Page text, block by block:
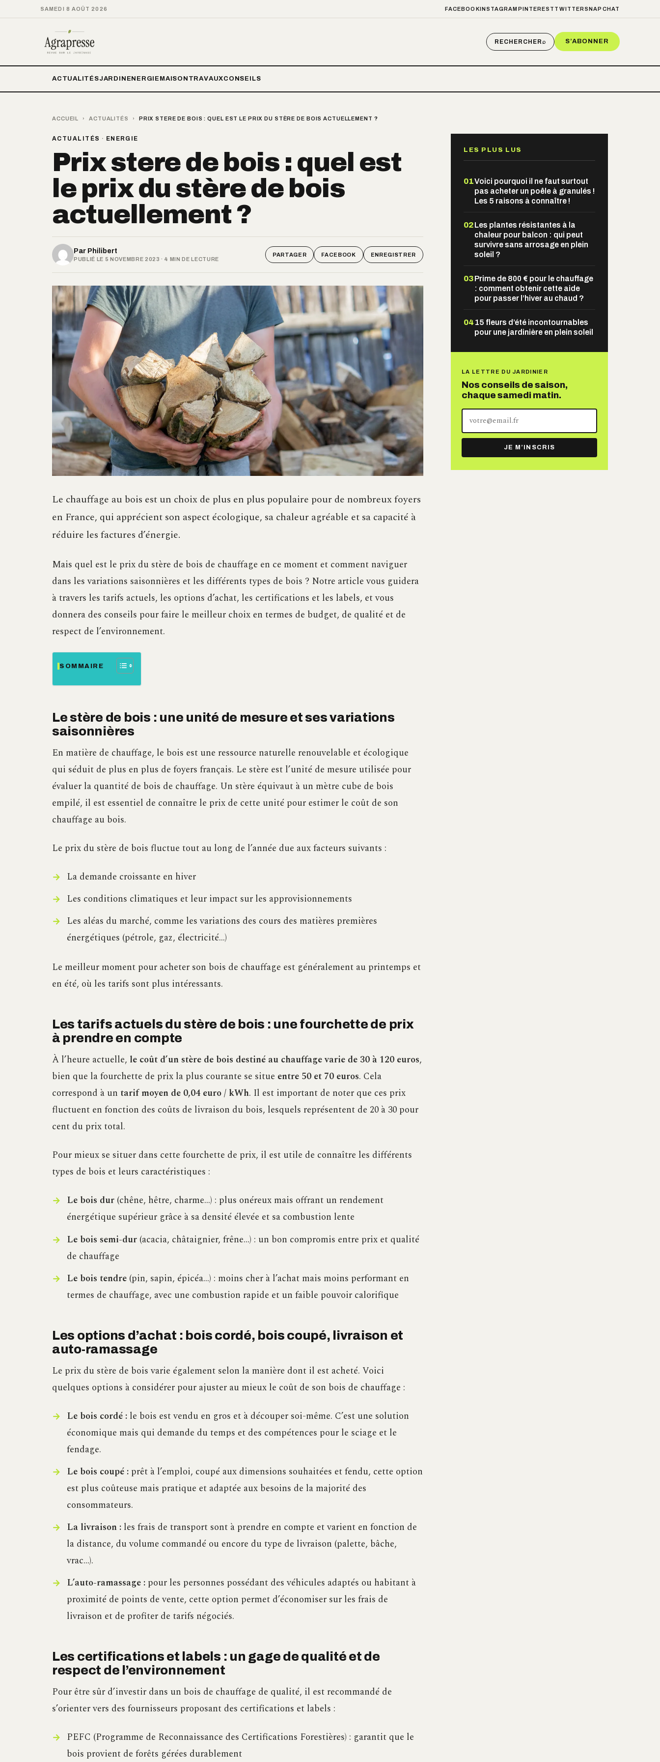
SAMEDI 8 AOÛT 2026 FACEBOOKINSTAGRAM PINTEREST TWITTER SNAPCHAT
RECHERCHER⌕ S’ABONNER
ACTUALITÉSJARDIN ENERGIE MAISON TRAVAUXCONSEILS
ACCUEIL › ACTUALITÉS › PRIX STERE DE BOIS : QUEL EST LE PRIX DU STÈRE DE BOIS ACTUELLEMENT ?
ACTUALITÉS · ENERGIE
Prix stere de bois : quel est
le prix du stère de bois
actuellement ?
Par Philibert
PUBLIÉ LE 5 NOVEMBRE 2023 · 4 MIN DE LECTURE
PARTAGER FACEBOOK ENREGISTRER
Le chauffage au bois est un choix de plus en plus populaire pour de nombreux foyers
en France, qui apprécient son aspect écologique, sa chaleur agréable et sa capacité à
réduire les factures d’énergie.
Mais quel est le prix du stère de bois de chauffage en ce moment et comment naviguer
dans les variations saisonnières et les différents types de bois ? Notre article vous guidera
à travers les tarifs actuels, les options d’achat, les certifications et les labels, et vous
donnera des conseils pour faire le meilleur choix en termes de budget, de qualité et de
respect de l’environnement.
SOMMAIRE
Le stère de bois : une unité de mesure et ses variations
saisonnières
En matière de chauffage, le bois est une ressource naturelle renouvelable et écologique
qui séduit de plus en plus de foyers français. Le stère est l’unité de mesure utilisée pour
évaluer la quantité de bois de chauffage. Un stère équivaut à un mètre cube de bois
empilé, il est essentiel de connaître le prix de cette unité pour estimer le coût de son
chauffage au bois.
Le prix du stère de bois fluctue tout au long de l’année due aux facteurs suivants :
La demande croissante en hiver
Les conditions climatiques et leur impact sur les approvisionnements
Les aléas du marché, comme les variations des cours des matières premières
énergétiques (pétrole, gaz, électricité…)
Le meilleur moment pour acheter son bois de chauffage est généralement au printemps et
en été, où les tarifs sont plus intéressants.
Les tarifs actuels du stère de bois : une fourchette de prix
à prendre en compte
À l’heure actuelle, le coût d’un stère de bois destiné au chauffage varie de 30 à 120 euros,
bien que la fourchette de prix la plus courante se situe entre 50 et 70 euros. Cela
correspond à un tarif moyen de 0,04 euro / kWh. Il est important de noter que ces prix
fluctuent en fonction des coûts de livraison du bois, lesquels représentent de 20 à 30 pour
cent du prix total.
Pour mieux se situer dans cette fourchette de prix, il est utile de connaître les différents
types de bois et leurs caractéristiques :
Le bois dur(chêne, hêtre, charme…) : plus onéreux mais offrant un rendement
énergétique supérieur grâce à sa densité élevée et sa combustion lente
Le bois semi-dur(acacia, châtaignier, frêne…) : un bon compromis entre prix et qualité
de chauffage
Le bois tendre(pin, sapin, épicéa…) : moins cher à l’achat mais moins performant en
termes de chauffage, avec une combustion rapide et un faible pouvoir calorifique
Les options d’achat : bois cordé, bois coupé, livraison et
auto-ramassage
Le prix du stère de bois varie également selon la manière dont il est acheté. Voici
quelques options à considérer pour ajuster au mieux le coût de son bois de chauffage :
Le bois cordé :le bois est vendu en gros et à découper soi-même. C’est une solution
économique mais qui demande du temps et des compétences pour le sciage et le
fendage.
Le bois coupé :prêt à l’emploi, coupé aux dimensions souhaitées et fendu, cette option
est plus coûteuse mais pratique et adaptée aux besoins de la majorité des
consommateurs.
La livraison :les frais de transport sont à prendre en compte et varient en fonction de
la distance, du volume commandé ou encore du type de livraison (palette, bâche,
vrac…).
L’auto-ramassage :pour les personnes possédant des véhicules adaptés ou habitant à
proximité de points de vente, cette option permet d’économiser sur les frais de
livraison et de profiter de tarifs négociés.
Les certifications et labels : un gage de qualité et de
respect de l’environnement
Pour être sûr d’investir dans un bois de chauffage de qualité, il est recommandé de
s’orienter vers des fournisseurs proposant des certifications et labels :
PEFC (Programme de Reconnaissance des Certifications Forestières) : garantit que le
bois provient de forêts gérées durablement
LES PLUS LUS
01Voici pourquoi il ne faut surtout
pas acheter un poêle à granulés !
Les 5 raisons à connaître !
02Les plantes résistantes à la
chaleur pour balcon : qui peut
survivre sans arrosage en plein
soleil ?
03Prime de 800 € pour le chauffage
: comment obtenir cette aide
pour passer l’hiver au chaud ?
04 15 fleurs d’été incontournables
pour une jardinière en plein soleil
LA LETTRE DU JARDINIER
Nos conseils de saison,
chaque samedi matin.
adresse
mail
JE M’INSCRIS